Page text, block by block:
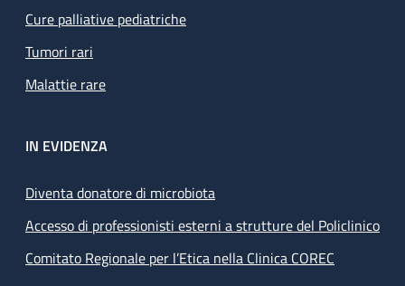
Cure palliative pediatriche
Tumori rari
Malattie rare
IN EVIDENZA
Diventa donatore di microbiota
Accesso di professionisti esterni a strutture del Policlinico
Comitato Regionale per l’Etica nella Clinica COREC